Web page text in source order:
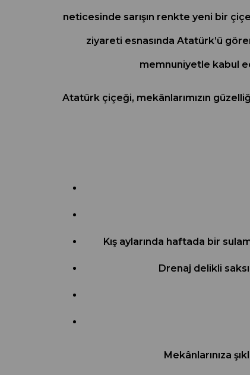
neticesinde sarışın renkte yeni bir
ziyareti esnasında Atatürk’ü
memnuniyetle kabul
Atatürk çiçeği, mekânlarımızın
Kış aylarında haftada bir
Drenaj delikli
Mekânlarınıza